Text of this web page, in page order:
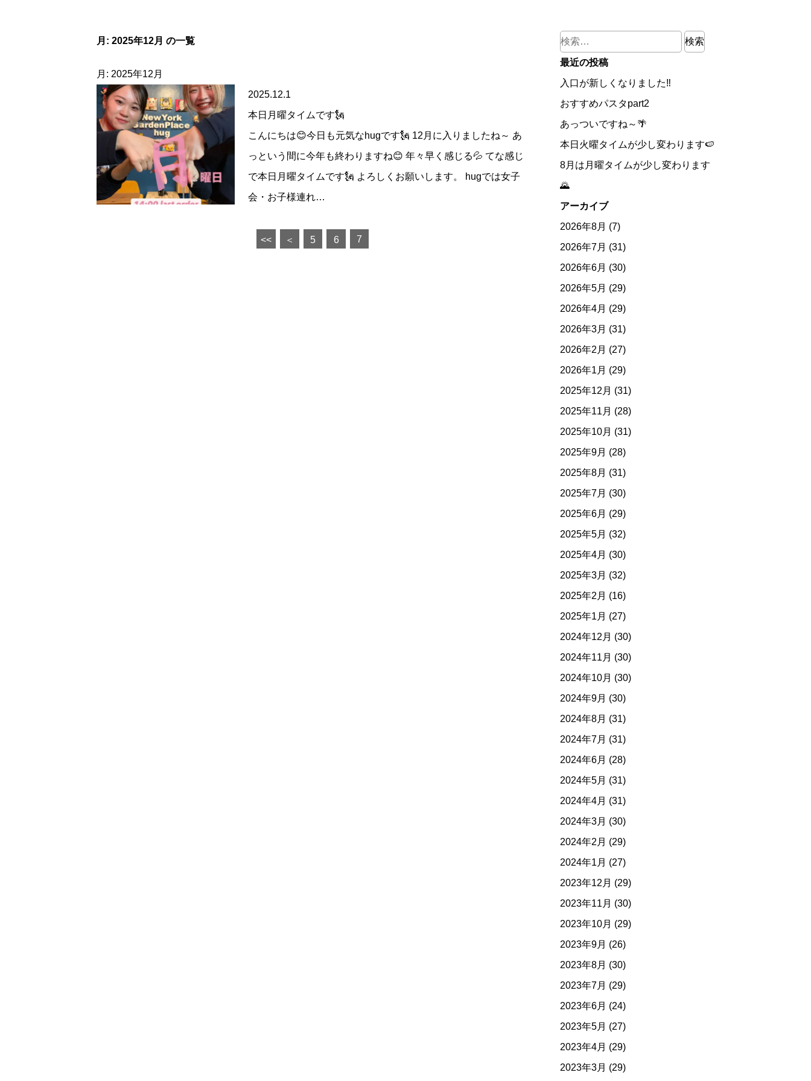
月: 2025年12月 の一覧
月: 2025年12月
2025.12.1
本日月曜タイムです🗽
こんにちは😊今日も元気なhugです🗽 12月に入りましたね～ あ
っという間に今年も終わりますね😊 年々早く感じる💦 てな感じ
で本日月曜タイムです🗽 よろしくお願いします。 hugでは女子
会・お子様連れ…
<< ＜ 5 6 7
検
索:
最近の投稿
入口が新しくなりました‼
おすすめパスタpart2
あっついですね～🌴
本日火曜タイムが少し変わります🍉
8月は月曜タイムが少し変わります
🌄
アーカイブ
2026年8月 (7)
2026年7月 (31)
2026年6月 (30)
2026年5月 (29)
2026年4月 (29)
2026年3月 (31)
2026年2月 (27)
2026年1月 (29)
2025年12月 (31)
2025年11月 (28)
2025年10月 (31)
2025年9月 (28)
2025年8月 (31)
2025年7月 (30)
2025年6月 (29)
2025年5月 (32)
2025年4月 (30)
2025年3月 (32)
2025年2月 (16)
2025年1月 (27)
2024年12月 (30)
2024年11月 (30)
2024年10月 (30)
2024年9月 (30)
2024年8月 (31)
2024年7月 (31)
2024年6月 (28)
2024年5月 (31)
2024年4月 (31)
2024年3月 (30)
2024年2月 (29)
2024年1月 (27)
2023年12月 (29)
2023年11月 (30)
2023年10月 (29)
2023年9月 (26)
2023年8月 (30)
2023年7月 (29)
2023年6月 (24)
2023年5月 (27)
2023年4月 (29)
2023年3月 (29)